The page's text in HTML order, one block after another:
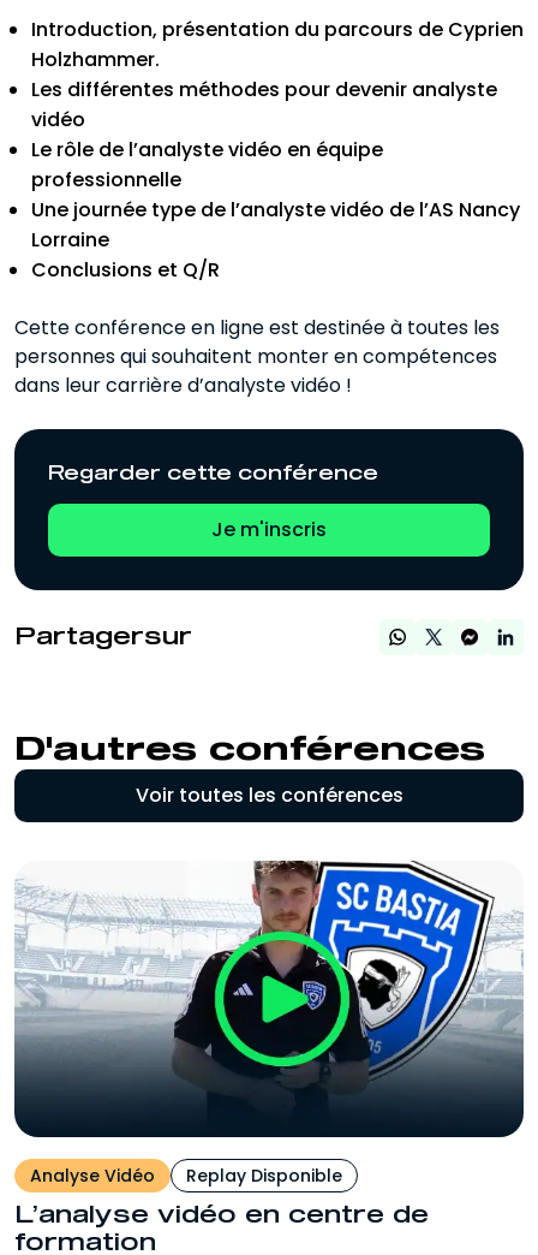
Introduction, présentation du parcours de Cyprien
Holzhammer.
Les différentes méthodes pour devenir analyste
vidéo
Le rôle de l’analyste vidéo en équipe
professionnelle
Une journée type de l’analyste vidéo de l’AS Nancy
Lorraine
Conclusions et Q/R
Cette conférence en ligne est destinée à toutes les
personnes qui souhaitent monter en compétences
dans leur carrière d’analyste vidéo !
Regarder cette conférence
Je m'inscris
Partagersur
D'autres conférences
Voir toutes les conférences
Analyse Vidéo
Replay Disponible
L’analyse vidéo en centre de
formation